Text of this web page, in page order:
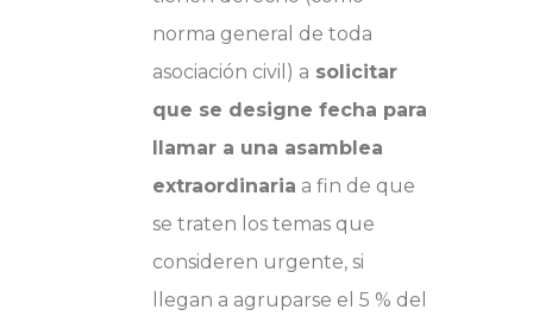
norma general de toda
asociación civil) a solicitar
que se designe fecha para
llamar a una asamblea
extraordinaria a fin de que
se traten los temas que
consideren urgente, si
llegan a agruparse el 5 % del